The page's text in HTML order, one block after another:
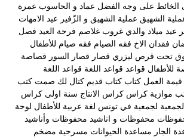
الخائط على وجه الفضل عماد و الحاسوب عمرة
الشهيق عملية الشهيق و الزّفير عيد الامهات
عيد ميلاد والدي غروب غلاصم فرحة العيد فصل
فقدان الاخ فقه الصيام فقه صيام للأطفال
تحت قرص ليزري قصار قصار السور قصاصة
للأطفال قواعد قواعد اللغة قواعد اللغة
قيمة العمل كتاب كتاب قديم كتال لك صمت كتب
موازية كراس كراس الانتاج سنة اولى كراس
لجمعية لجمعية في تونس لغة عربية للأطفال لوحة
محفوظات و اناشيد محفوظات وأناشيد
الجار مساعدة الحيوانات مسرحية مضخم